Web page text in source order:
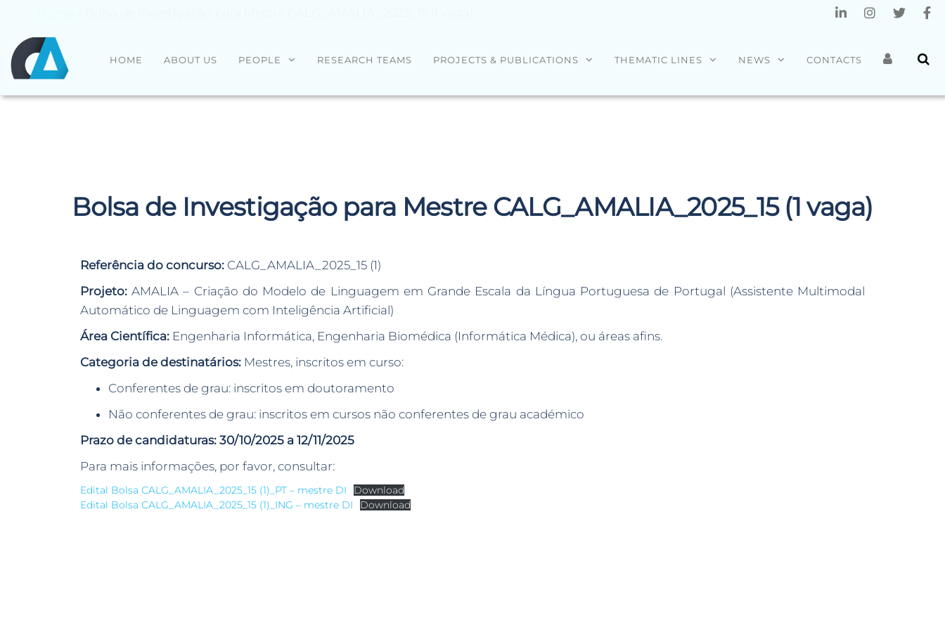
CENTRO
Universidade
HOME ABOUT US PEOPLE RESEARCH TEAMS PROJECTS & PUBLICATIONS THEMATIC LINES NEWS CONTACTS
Bolsa de Investigação para Mestre CALG_AMALIA_2025_15 (1 vaga)
Referência do concurso: CALG_AMALIA_2025_15 (1)
Projeto:AMALIA – Criação do Modelo de Linguagem em Grande Escala da Língua Portuguesa de Portugal (Assistente Multimodal
Automático de Linguagem com Inteligência Artificial)
Área Científica: Engenharia Informática, Engenharia Biomédica (Informática Médica), ou áreas afins.
Categoria de destinatários: Mestres, inscritos em curso:
Conferentes de grau: inscritos em doutoramento
Não conferentes de grau: inscritos em cursos não conferentes de grau académico
Prazo de candidaturas: 30/10/2025 a 12/11/2025
Para mais informações, por favor, consultar:
Edital Bolsa CALG_AMALIA_2025_15 (1)_PT – mestre DI
Download
Edital Bolsa CALG_AMALIA_2025_15 (1)_ING – mestre DI
Download